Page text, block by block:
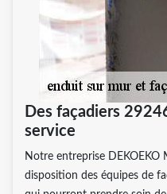
Des façadiers
service
Notre entreprise DEKOEKO
disposition des équipes de